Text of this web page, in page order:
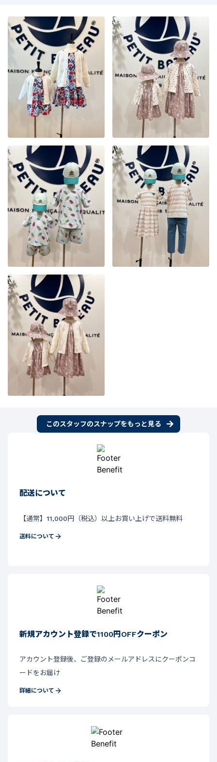
このスタッフのスナップをもっと見る
配送について
【通常】11,000円（税込）以上お買い上げで送料無料
送料について
新規アカウント登録で1100円OFFクーポン
アカウント登録後、ご登録のメールアドレスにクーポンコ
ードをお届け
詳細について